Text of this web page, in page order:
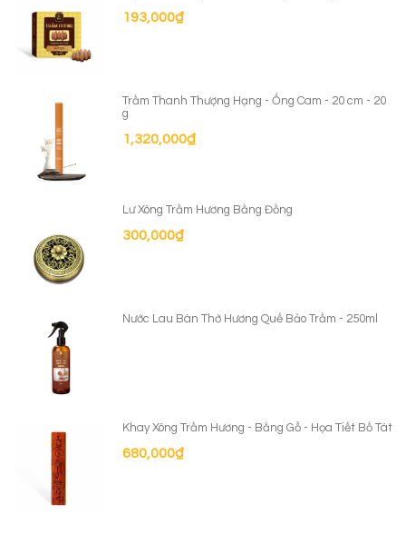
193,000₫
Trầm Thanh Thượng Hạng - Ống Cam - 20 cm - 20
g
1,320,000₫
Lư Xông Trầm Hương Bằng Đồng
300,000₫
Nước Lau Bàn Thờ Hương Quế Bảo Trầm - 250ml
Khay Xông Trầm Hương - Bằng Gỗ - Họa Tiết Bồ Tát
680,000₫